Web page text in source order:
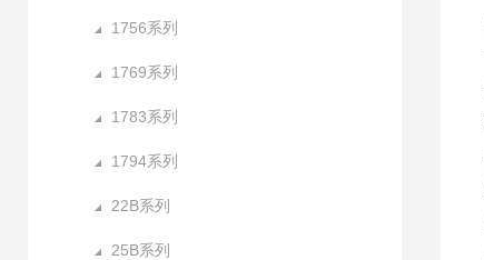
1756系列
1769系列
1783系列
1794系列
22B系列
25B系列